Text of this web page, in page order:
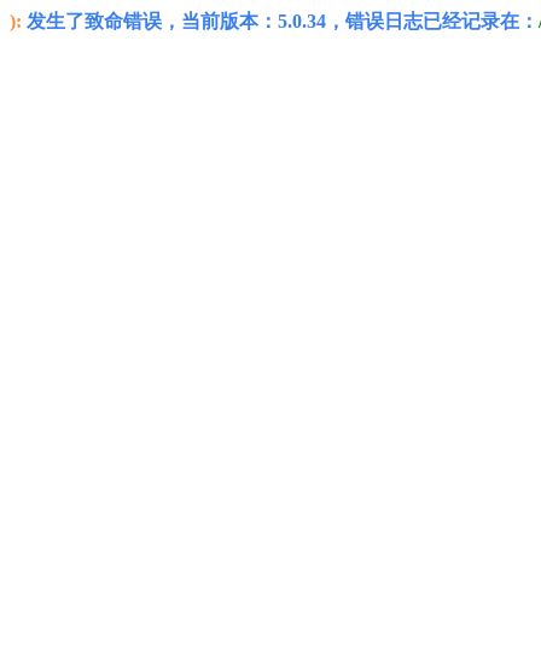
): 发生了致命错误，当前版本：5.0.34，错误日志已经记录在：